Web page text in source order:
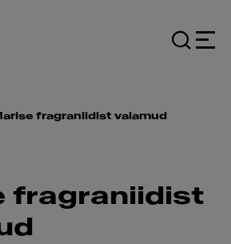
fragraniidist valamud
fragraniidist